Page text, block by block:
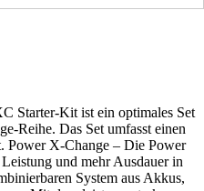
Starter-Kit ist ein optimales Set
Reihe. Das Set umfasst einen
Power X-Change – Die Power
und mehr Ausdauer in
System aus Akkus,